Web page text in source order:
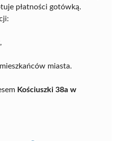
płatności gotówką.
miasta.
Kościuszki 38a w